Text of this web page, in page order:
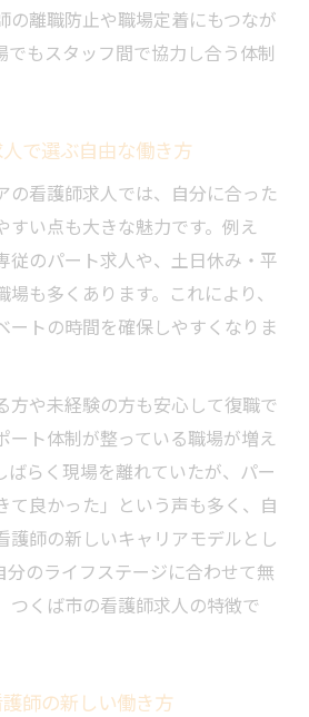
の離職防止や職場定着にもつなが
でもスタッフ間で協力し合う体制
で選ぶ自由な働き方
の看護師求人では、自分に合った
すい点も大きな魅力です。例え
従のパート求人や、土日休み・平
も多くあります。これにより、
ートの時間を確保しやすくなりま
方や未経験の方も安心して復職で
ート体制が整っている職場が増え
ばらく現場を離れていたが、パー
て良かった」という声も多く、自
護師の新しいキャリアモデルとし
分のライフステージに合わせて無
つくば市の看護師求人の特徴で
師の新しい働き方